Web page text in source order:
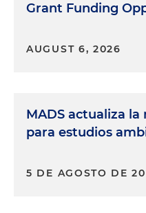
Grant Funding
AUGUST 6, 2026
MADS actualiza
para estudios
5 DE AGOSTO DE